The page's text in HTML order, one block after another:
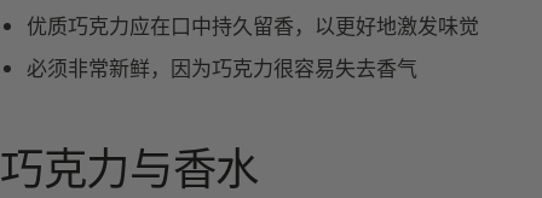
优质巧克力应在口中持久留香，以更好地激发味觉
必须非常新鲜，因为巧克力很容易失去香气
巧克力与香水